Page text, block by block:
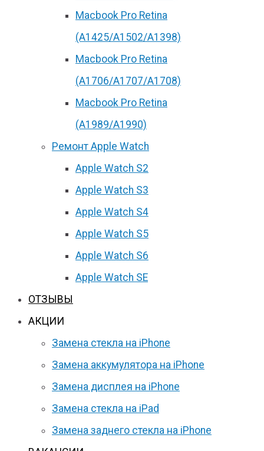
Macbook Pro Retina
(А1425/A1502/A1398)
Macbook Pro Retina
(А1706/A1707/A1708)
Macbook Pro Retina
(А1989/A1990)
Ремонт Apple Watch
Apple Watch S2
Apple Watch S3
Apple Watch S4
Apple Watch S5
Apple Watch S6
Apple Watch SE
ОТЗЫВЫ
АКЦИИ
Замена стекла на iPhone
Замена аккумулятора на iPhone
Замена дисплея на iPhone
Замена стекла на iPad
Замена заднего стекла на iPhone